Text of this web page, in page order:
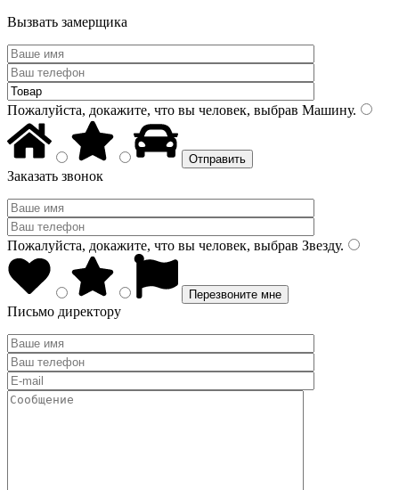
Вызвать замерщика
Пожалуйста, докажите, что вы человек, выбрав Машину.
Заказать звонок
Пожалуйста, докажите, что вы человек, выбрав Звезду.
Письмо директору